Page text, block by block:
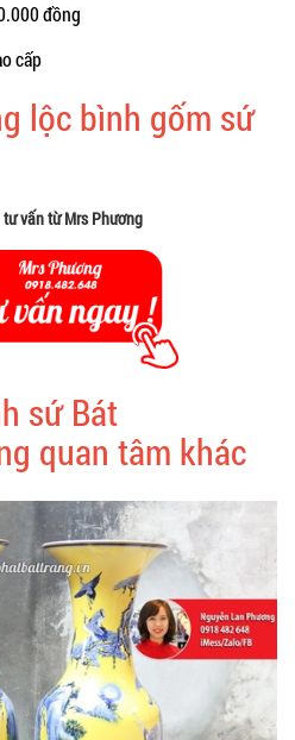
đồng
cấp
lộc bình gốm sứ
vấn từ Mrs Phương
sứ Bát
quan tâm khác